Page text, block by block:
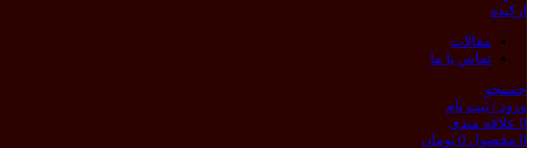
مقالات
تماس با ما
جستجو
ورود / ثبت نام
0 علاقه مندی
0 محصول 0 تومان